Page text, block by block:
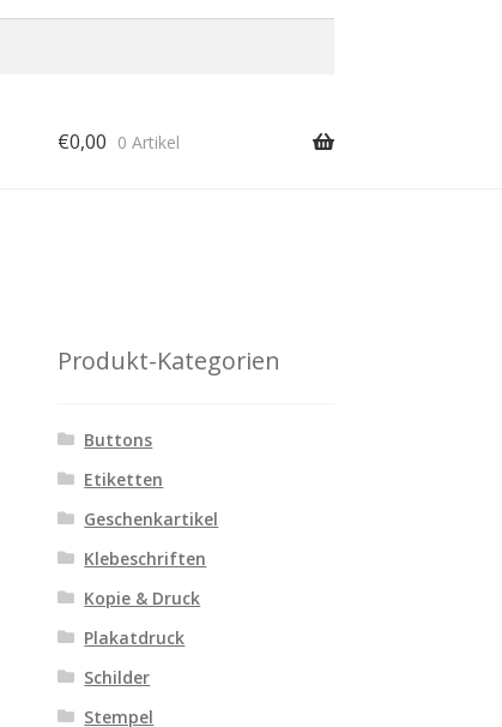
€0,00 0 Artikel
Produkt-Kategorien
Buttons
Etiketten
Geschenkartikel
Klebeschriften
Kopie & Druck
Plakatdruck
Schilder
Stempel